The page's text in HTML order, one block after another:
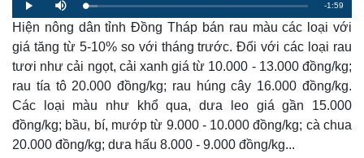
P
l
a
y
M
u
t
e
L
o
a
d
e
d
5
.
5
0
R
e
i
n
-1:59
Hiện nông dân tỉnh Đồng Tháp bán rau màu các loại với
giá tăng từ 5-10% so với tháng trước. Đối với các loại rau
tươi như cải ngọt, cải xanh giá từ 10.000 - 13.000 đồng/kg;
rau tía tô 20.000 đồng/kg; rau húng cây 16.000 đồng/kg.
Các loại màu như khổ qua, dưa leo giá gần 15.000
đồng/kg; bầu, bí, mướp từ 9.000 - 10.000 đồng/kg; cà chua
20.000 đồng/kg; dưa hấu 8.000 - 9.000 đồng/kg...